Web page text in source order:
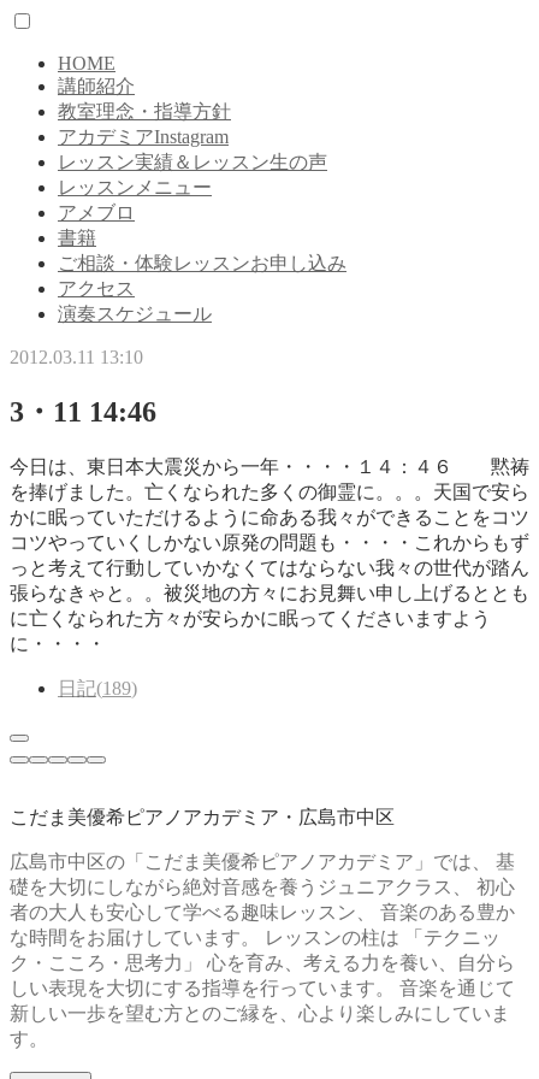
HOME
講師紹介
教室理念・指導方針
アカデミアInstagram
レッスン実績＆レッスン生の声
レッスンメニュー
アメブロ
書籍
ご相談・体験レッスンお申し込み
アクセス
演奏スケジュール
2012.03.11 13:10
3・11 14:46
今日は、東日本大震災から一年・・・・１４：４６ 黙祷
を捧げました。亡くなられた多くの御霊に。。。天国で安ら
かに眠っていただけるように命ある我々ができることをコツ
コツやっていくしかない原発の問題も・・・・これからもず
っと考えて行動していかなくてはならない我々の世代が踏ん
張らなきゃと。。被災地の方々にお見舞い申し上げるととも
に亡くなられた方々が安らかに眠ってくださいますよう
に・・・・
日記(189)
こだま美優希ピアノアカデミア・広島市中区
広島市中区の「こだま美優希ピアノアカデミア」では、 基
礎を大切にしながら絶対音感を養うジュニアクラス、 初心
者の大人も安心して学べる趣味レッスン、 音楽のある豊か
な時間をお届けしています。 レッスンの柱は 「テクニッ
ク・こころ・思考力」 心を育み、考える力を養い、自分ら
しい表現を大切にする指導を行っています。 音楽を通じて
新しい一歩を望む方とのご縁を、心より楽しみにしていま
す。